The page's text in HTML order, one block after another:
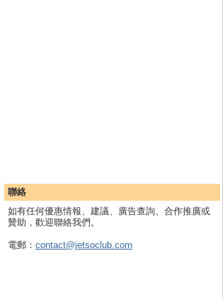
聯絡
如有任何優惠情報、建議、廣告查詢、合作推廣或
贊助，歡迎聯絡我們。
電郵： contact@jetsoclub.com